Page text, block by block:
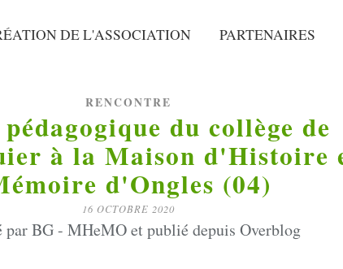
DE L'ASSOCIATION PARTENAIRES
RENCONTRE
du collège de
à la Maison d'Histoire
d'Ongles (04)
16 OCTOBRE 2020
par BG - MHeMO et publié depuis Overblog